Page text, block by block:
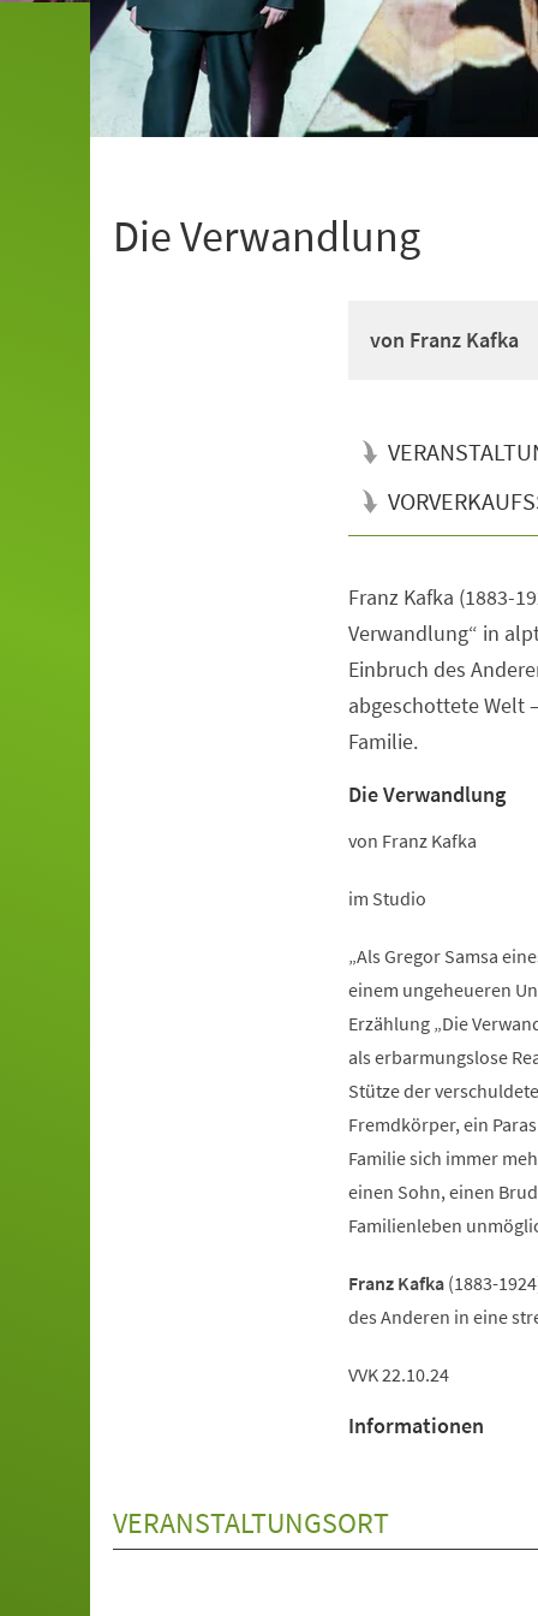
Die Verwandlung
von Franz Kafka
Franz Kafka (1883-
Verwandlung“ in
Einbruch des
abgeschottete Welt
Familie.
Die Verwandlung
von Franz Kafka
im Studio
„Als Gregor Samsa
einem ungeheueren
Erzählung „Die
als erbarmungslose
Stütze der
Fremdkörper, ein
Familie sich immer
einen Sohn, einen
Familienleben
Franz Kafka(1883-
des Anderen in eine
VVK 22.10.24
Informationen
VERANSTALTUNGSORT